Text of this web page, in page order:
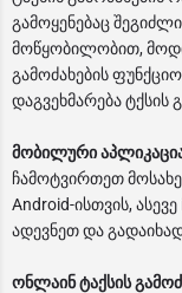
გამოყენებაც
მოწყობილობით,
გამოძახების
დაგვეხმარება ტქსის
მობილური
ჩამოტვირთეთ
Android-ისთვის,
ადევნეთ და
ონლაინ ტაქსის